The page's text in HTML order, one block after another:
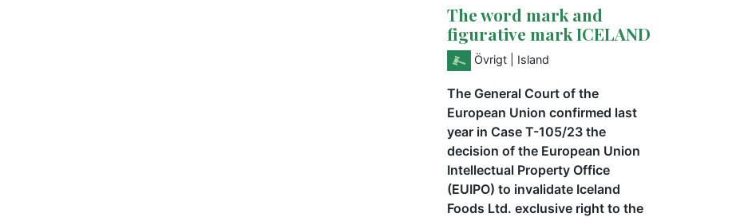
The word mark and
figurative mark ICELAND
Övrigt | Island
The General Court of the
European Union confirmed last
year in Case T-105/23 the
decision of the European Union
Intellectual Property Office
(EUIPO) to invalidate Iceland
Foods Ltd. exclusive right to the